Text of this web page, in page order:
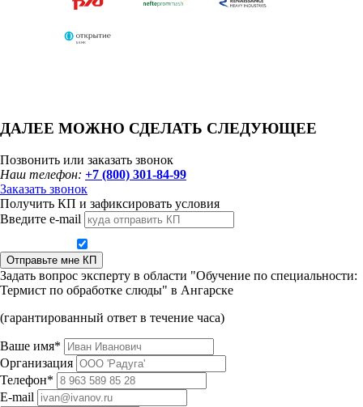
ДАЛЕЕ МОЖНО СДЕЛАТЬ СЛЕДУЮЩЕЕ
Позвонить или заказать звонок
Наш телефон: +7 (800) 301-84-99
Заказать звонок
Получить КП и зафиксировать условия
Введите e-mail
Отправьте мне КП
Задать вопрос эксперту в области "Обучение по специальности:
Термист по обработке слюды" в Ангарске
(гарантированный ответ в течение часа)
Ваше имя*
Организация
Телефон*
E-mail